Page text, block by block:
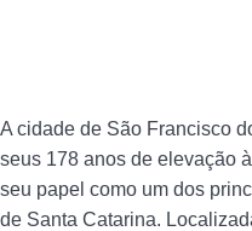
A cidade de São Francisco
seus 178 anos de elevação
seu papel como um dos
de Santa Catarina.